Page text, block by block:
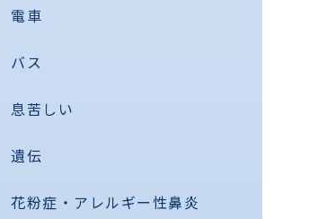
電車
バス
息苦しい
遺伝
花粉症・アレルギー性鼻炎